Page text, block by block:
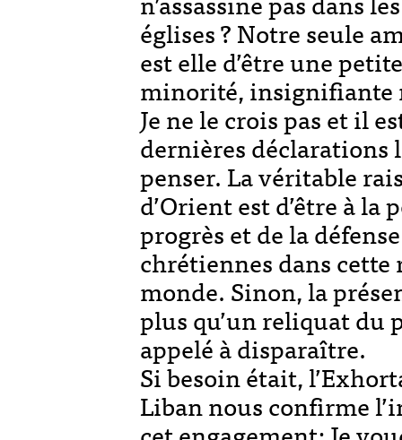
églises ? Notre seule
est elle d’être une petite
minorité, insignifiante
Je ne le crois pas et il
dernières déclarations
penser. La véritable
d’Orient est d’être à la
progrès et de la
chrétiennes dans
monde. Sinon, la
plus qu’un reliquat du
appelé à disparaître.
Si besoin était,
Liban nous confirme